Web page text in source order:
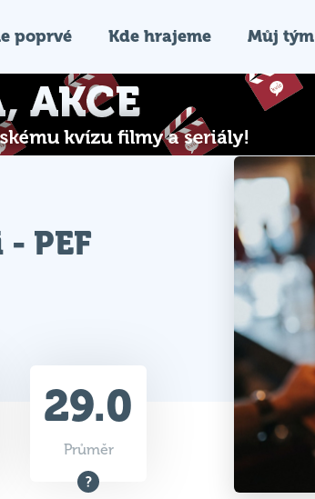
poprvé Kde hrajeme Můj tým
PEF
29.0
Průměr